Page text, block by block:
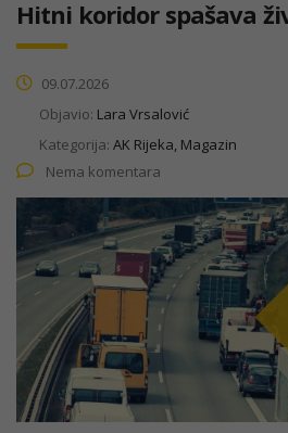
Hitni koridor spašava
09.07.2026
Objavio: Lara Vrsalović
Kategorija: AK Rijeka, Magazin
Nema komentara